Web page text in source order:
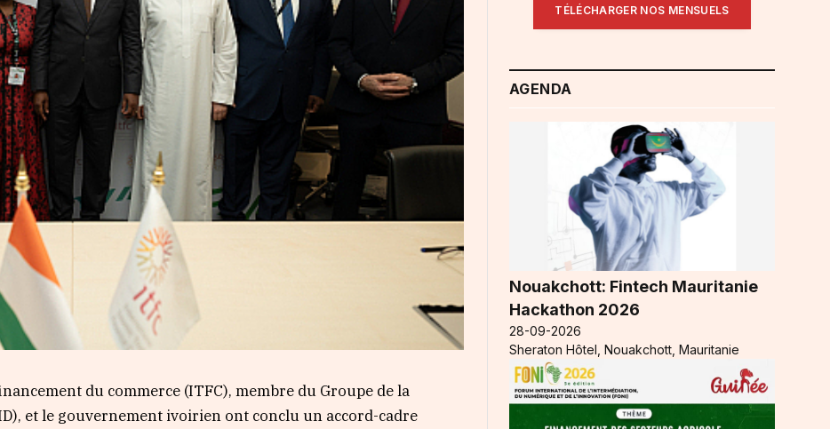
du commerce (ITFC), membre du Groupe de la
et le gouvernement ivoirien ont conclu un accord-cadre
TÉLÉCHARGER NOS MENSUELS
AGENDA
Nouakchott: Fintech Mauritanie
Hackathon 2026
28-09-2026
Sheraton Hôtel, Nouakchott, Mauritanie